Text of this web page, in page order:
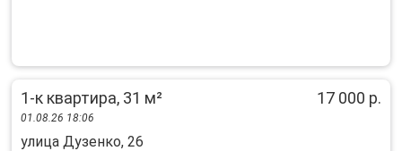
1-к квартира, 31 м² 17 000 р.
01.08.26 18:06
улица Дузенко, 26